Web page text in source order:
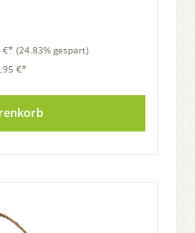
€* (24.83% gespart)
€*